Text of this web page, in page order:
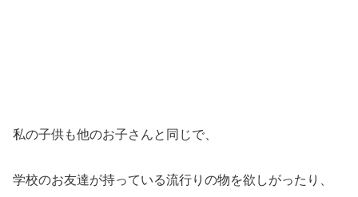
私の子供も他のお子さんと同じで、
学校のお友達が持っている流行りの物を欲しがったり、